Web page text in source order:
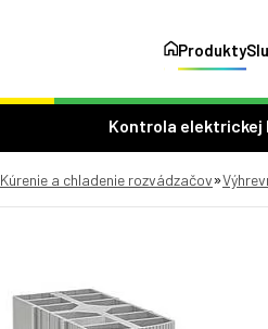
Produkty
Kontrola elektrickej
Kúrenie a chladenie rozvádzačov»